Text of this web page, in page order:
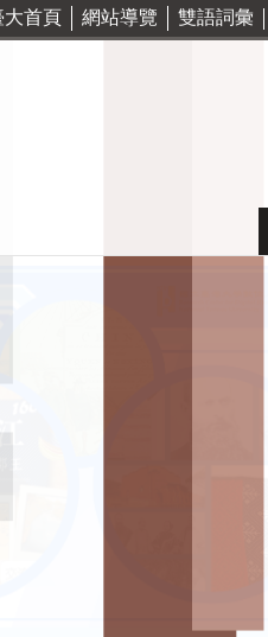
大首頁 網站導覽 雙語詞彙